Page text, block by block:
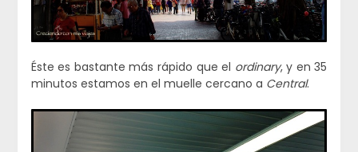
Éste es bastante más rápido que el ordinary, y en 35
minutos estamos en el muelle cercano a Central.